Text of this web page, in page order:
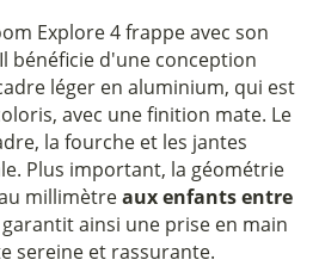
Explore 4 frappe avec son
bénéficie d'une conception
léger en aluminium, qui est
avec une finition mate. Le
la fourche et les jantes
Plus important, la géométrie
millimètreaux enfants entre
ainsi une prise en main
sereine et rassurante.